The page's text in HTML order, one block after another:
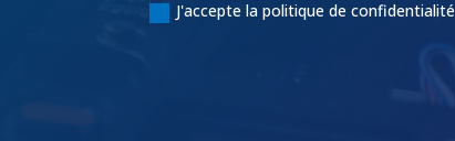
J'accepte la politique de confidentialité